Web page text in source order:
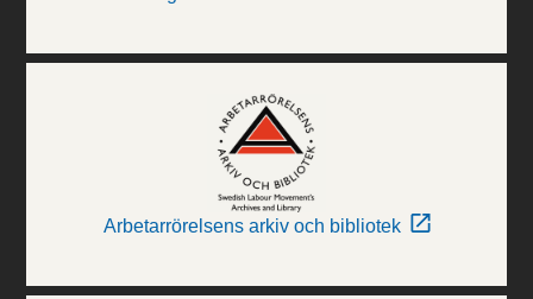
Arbetarrörelsens arkiv och bibliotek